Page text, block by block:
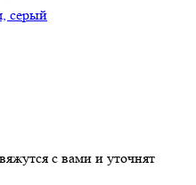
серый
с вами и уточнят